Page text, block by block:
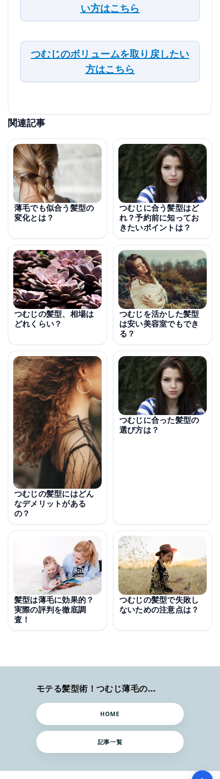
い方はこちら
つむじのボリュームを取り戻したい
方はこちら
関連記事
薄毛でも似合う髪型の
変化とは？
つむじに合う髪型はど
れ？予約前に知ってお
きたいポイントは？
つむじの髪型、相場は
どれくらい？
つむじを活かした髪型
は安い美容室でもでき
る？
つむじの髪型にはどん
なデメリットがある
の？
つむじに合った髪型の
選び方は？
髪型は薄毛に効果的？
実際の評判を徹底調
査！
つむじの髪型で失敗し
ないための注意点は？
モテる髪型術！つむじ薄毛の隠し方
HOME
記事一覧